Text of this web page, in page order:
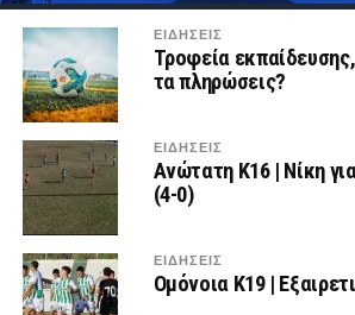
ΕΙΔΗΣΕΙΣ
Τροφεία
τα πληρώσεις?
ΕΙΔΗΣΕΙΣ
Ανώτατη Κ16 | Νίκη
(4-0)
ΕΙΔΗΣΕΙΣ
Ομόνοια Κ19 |